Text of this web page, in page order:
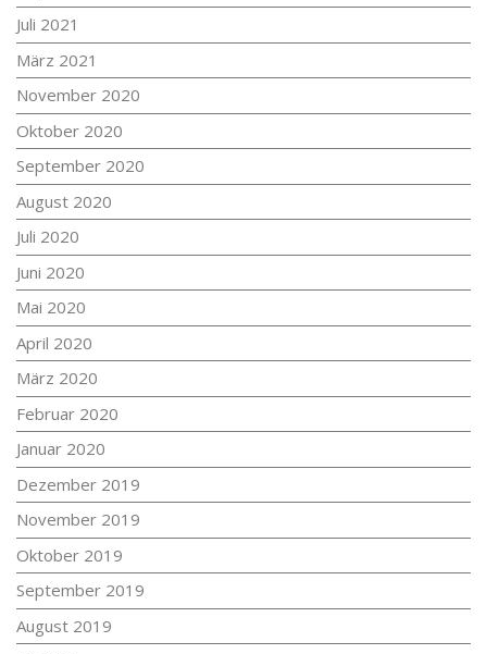
Juli 2021
März 2021
November 2020
Oktober 2020
September 2020
August 2020
Juli 2020
Juni 2020
Mai 2020
April 2020
März 2020
Februar 2020
Januar 2020
Dezember 2019
November 2019
Oktober 2019
September 2019
August 2019